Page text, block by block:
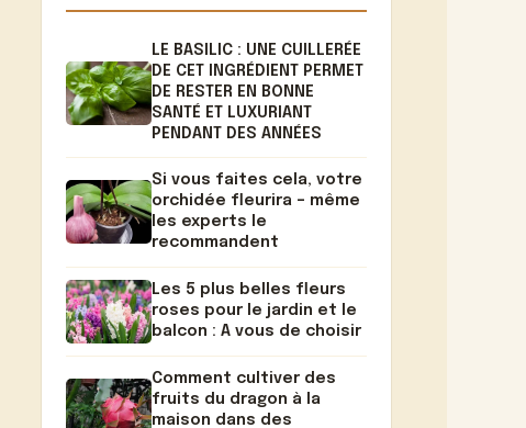
LE BASILIC : UNE CUILLERÉE
DE CET INGRÉDIENT PERMET
DE RESTER EN BONNE
SANTÉ ET LUXURIANT
PENDANT DES ANNÉES
Si vous faites cela, votre
orchidée fleurira – même
les experts le
recommandent
Les 5 plus belles fleurs
roses pour le jardin et le
balcon : A vous de choisir
Comment cultiver des
fruits du dragon à la
maison dans des